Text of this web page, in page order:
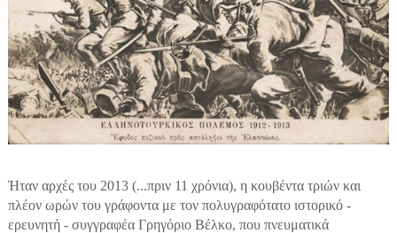
Ήταν αρχές του 2013 (...πριν 11 χρόνια), η κουβέντα τριών και
πλέον ωρών του γράφοντα με τον πολυγραφότατο ιστορικό -
ερευνητή - συγγραφέα Γρηγόριο Βέλκο, που πνευματικά